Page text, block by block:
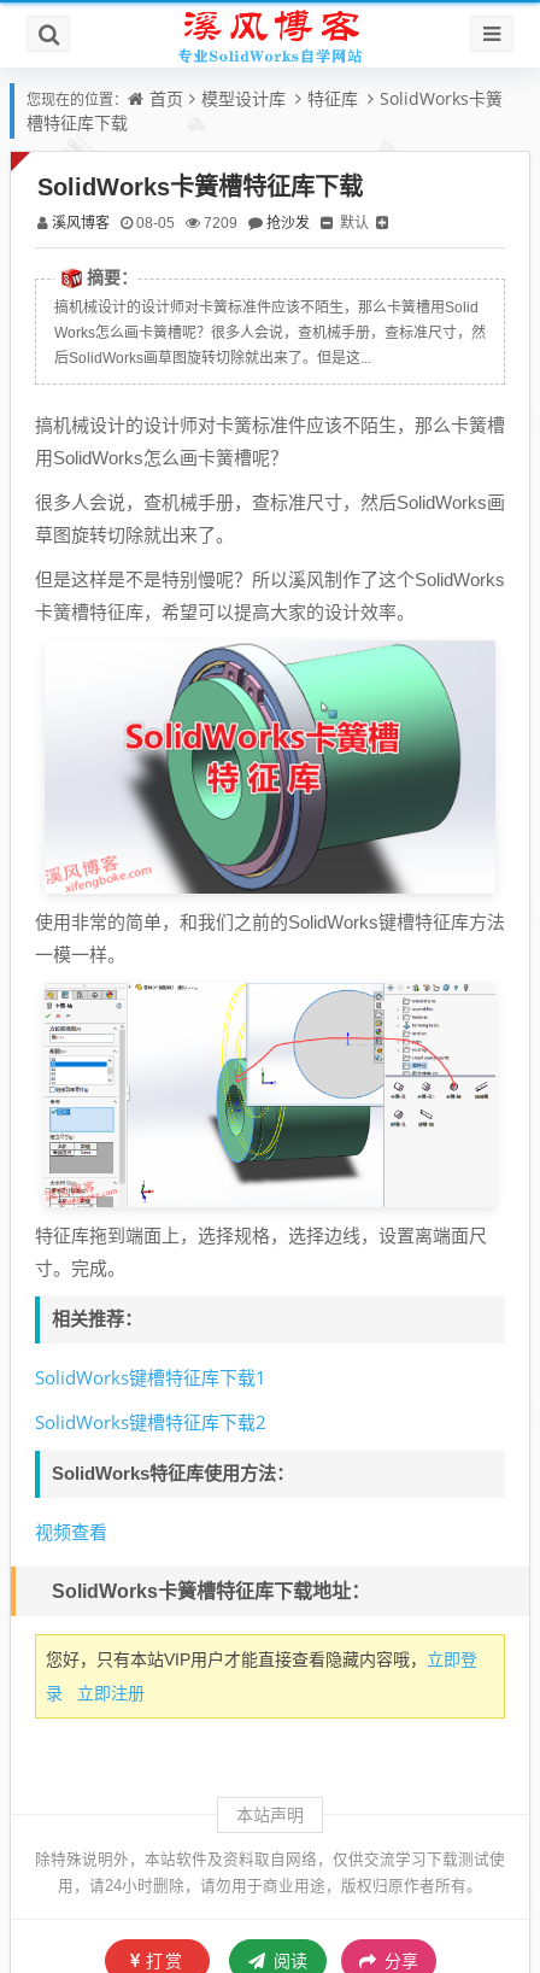
您现在的位置： 首页 模型设计库 特征库
SolidWorks卡簧
槽特征库下载
SolidWorks卡簧槽特征库下载
溪风博客 08-05 7209 抢沙发 默认
摘要：
搞机械设计的设计师对卡簧标准件应该不陌生，那么卡簧槽用Solid
Works怎么画卡簧槽呢？很多人会说，查机械手册，查标准尺寸，然
后SolidWorks画草图旋转切除就出来了。但是这...
搞机械设计的设计师对卡簧标准件应该不陌生，那么卡簧槽
用SolidWorks怎么画卡簧槽呢？
很多人会说，查机械手册，查标准尺寸，然后SolidWorks画
草图旋转切除就出来了。
但是这样是不是特别慢呢？所以溪风制作了这个SolidWorks
卡簧槽特征库，希望可以提高大家的设计效率。
使用非常的简单，和我们之前的SolidWorks键槽特征库方法
一模一样。
特征库拖到端面上，选择规格，选择边线，设置离端面尺
寸。完成。
相关推荐：
SolidWorks键槽特征库下载1
SolidWorks键槽特征库下载2
SolidWorks特征库使用方法：
视频查看
SolidWorks卡簧槽特征库下载地址：
您好，只有本站VIP用户才能直接查看隐藏内容哦， 立即登
录
立即注册
本站声明
除特殊说明外，本站软件及资料取自网络，仅供交流学习下载测试使
用，请24小时删除，请勿用于商业用途，版权归原作者所有。
打赏 阅读 分享